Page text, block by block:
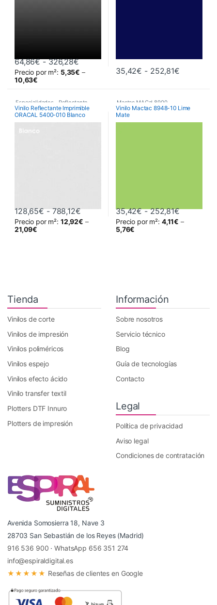
64,86€ - 326,28€Rango de precios: desde 64,86€
Precio por m²: 5,35€ –
10,63€
Este producto tiene múltiples variantes. Las opciones se
35,42€ - 252,81€Rango de
Este producto tiene múltiples
Especialidades Reflectante
Vinilos De Corte
Vinilo Reflectante Imprimible
ORACAL 5400-010 Blanco
128,65€ - 788,12€Rango de precios: desde 128,65€
Precio por m²: 12,92€ –
21,09€
Este producto tiene múltiples variantes. Las opciones se
Mactac MACal 8900
Monoméricos
Vinilo Mactac 8948-10 Lime
Mate
35,42€ - 252,81€Rango de
Precio por m²: 4,11€ –
5,76€
Este producto tiene múltiples
Tienda
Vinilos de corte
Vinilos de impresión
Vinilos poliméricos
Vinilos espejo
Vinilos efecto ácido
Vinilo transfer textil
Plotters DTF Innuro
Plotters de impresión
Información
Sobre nosotros
Servicio técnico
Blog
Guía de tecnologías
Contacto
Legal
Política de privacidad
Aviso legal
Condiciones de contratación
Avenida Somosierra 18, Nave 3
28703 San Sebastián de los Reyes (Madrid)
916 536 900 ·WhatsApp 656 351 274
info@espiraldigital.es
★★★★★ Reseñas de clientes en Google